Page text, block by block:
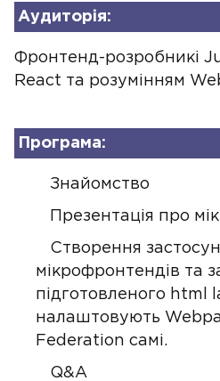
Аудиторія:
Фронтенд-розробникі
React та розумінням
Програма:
Знайомство
Презентація про
Створення
мікрофронтендів та
підготовленого html
налаштовують
Federation самі.
Q&A